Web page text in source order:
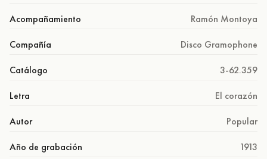
Acompañamiento Ramón Montoya
Compañía Disco Gramophone
Catálogo 3-62.359
Letra El corazón
Autor Popular
Año de grabación 1913